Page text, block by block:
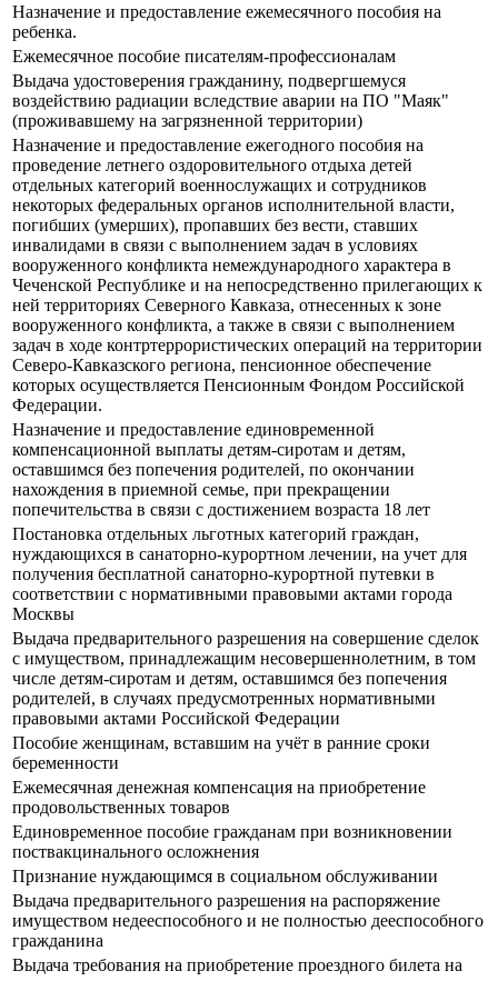
Назначение и предоставление ежемесячного пособия на
ребенка.
Ежемесячное пособие писателям-профессионалам
Выдача удостоверения гражданину, подвергшемуся
воздействию радиации вследствие аварии на ПО "Маяк"
(проживавшему на загрязненной территории)
Назначение и предоставление ежегодного пособия на
проведение летнего оздоровительного отдыха детей
отдельных категорий военнослужащих и сотрудников
некоторых федеральных органов исполнительной власти,
погибших (умерших), пропавших без вести, ставших
инвалидами в связи с выполнением задач в условиях
вооруженного конфликта немеждународного характера в
Чеченской Республике и на непосредственно прилегающих к
ней территориях Северного Кавказа, отнесенных к зоне
вооруженного конфликта, а также в связи с выполнением
задач в ходе контртеррористических операций на территории
Северо-Кавказского региона, пенсионное обеспечение
которых осуществляется Пенсионным Фондом Российской
Федерации.
Назначение и предоставление единовременной
компенсационной выплаты детям-сиротам и детям,
оставшимся без попечения родителей, по окончании
нахождения в приемной семье, при прекращении
попечительства в связи с достижением возраста 18 лет
Постановка отдельных льготных категорий граждан,
нуждающихся в санаторно-курортном лечении, на учет для
получения бесплатной санаторно-курортной путевки в
соответствии с нормативными правовыми актами города
Москвы
Выдача предварительного разрешения на совершение сделок
с имуществом, принадлежащим несовершеннолетним, в том
числе детям-сиротам и детям, оставшимся без попечения
родителей, в случаях предусмотренных нормативными
правовыми актами Российской Федерации
Пособие женщинам, вставшим на учёт в ранние сроки
беременности
Ежемесячная денежная компенсация на приобретение
продовольственных товаров
Единовременное пособие гражданам при возникновении
поствакцинального осложнения
Признание нуждающимся в социальном обслуживании
Выдача предварительного разрешения на распоряжение
имуществом недееспособного и не полностью дееспособного
гражданина
Выдача требования на приобретение проездного билета на